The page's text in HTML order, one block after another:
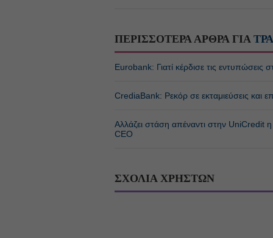
ΠΕΡΙΣΣΟΤΕΡΑ ΑΡΘΡΑ ΓΙΑ
Eurobank: Γιατί κέρδισε τις εντυπώσεις
CrediaBank: Ρεκόρ σε εκταμιεύσεις
Αλλάζει στάση απέναντι στην
CEO
ΣΧΟΛΙΑ ΧΡΗΣΤΩΝ